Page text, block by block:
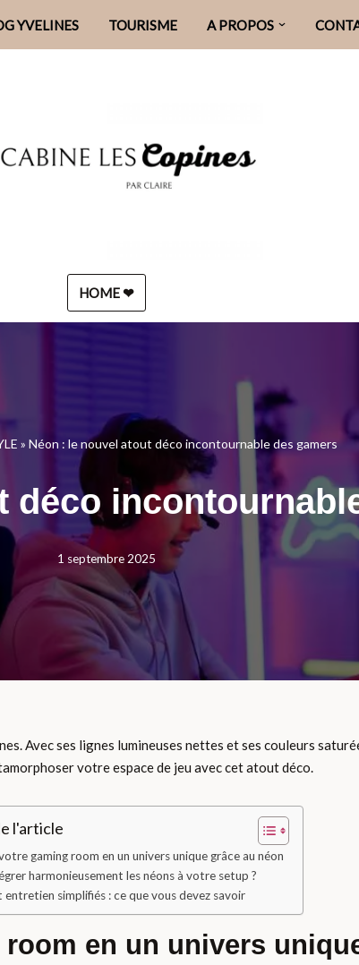
YVELINES TOURISME A PROPOS
HOME ❤︎
» Néon : le nouvel atout déco incontournable des gamers
déco
1 septembre 2025
Avec ses lignes lumineuses nettes et ses couleurs
votre espace de jeu avec cet atout déco.
l'article
gaming room en un univers unique grâce au néon
harmonieusement les néons à votre setup ?
simplifiés : ce que vous devez savoir
en un univers